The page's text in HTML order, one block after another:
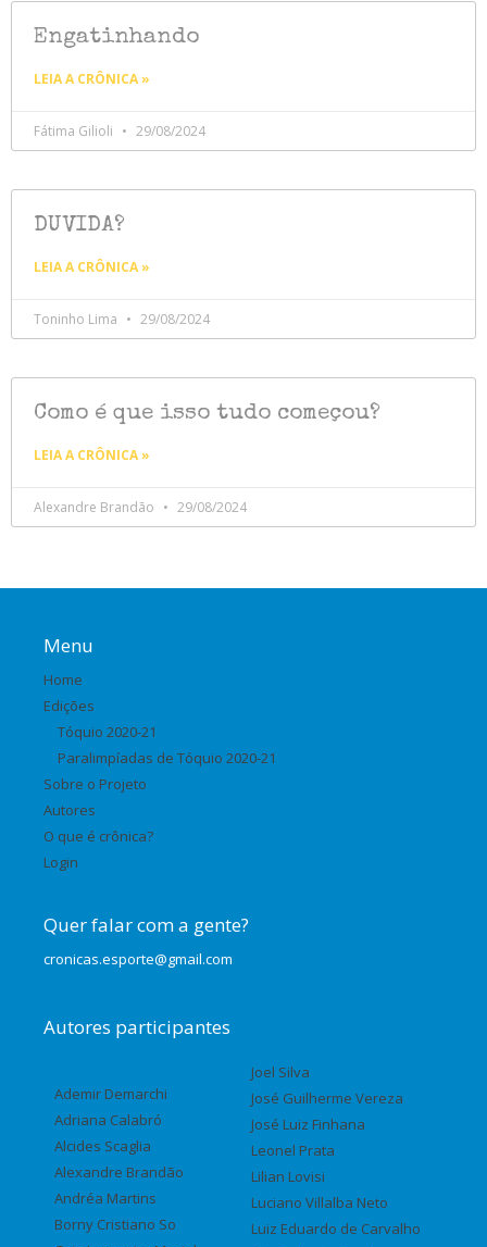
Engatinhando
LEIA A CRÔNICA »
Fátima Gilioli 29/08/2024
DUVIDA?
LEIA A CRÔNICA »
Toninho Lima 29/08/2024
Como é que isso tudo começou?
LEIA A CRÔNICA »
Alexandre Brandão 29/08/2024
Menu
Home
Edições
Tóquio 2020-21
Paralimpíadas de Tóquio 2020-21
Sobre o Projeto
Autores
O que é crônica?
Login
Quer falar com a gente?
cronicas.esporte@gmail.com
Autores participantes
Ademir Demarchi
Adriana Calabró
Alcides Scaglia
Alexandre Brandão
Andréa Martins
Borny Cristiano So
Joel Silva
José Guilherme Vereza
José Luiz Finhana
Leonel Prata
Lilian Lovisi
Luciano Villalba Neto
Luiz Eduardo de Carvalho